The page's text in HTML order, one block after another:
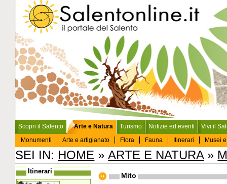
Scopri il Salento
Arte e Natura
Monumenti
Arte e artigianato Flora Fauna Itinerari Musei
Turismo Notizie ed eventi Vivi il
SEI IN: HOME »ARTE E NATURA»
Mito
Itinerari